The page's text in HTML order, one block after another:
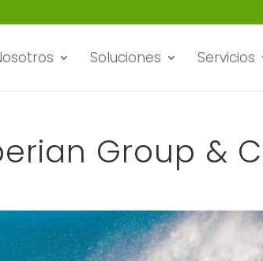
Soluciones Servicios
Group &